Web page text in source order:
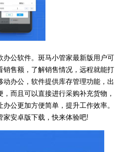
办公软件。斑马小管家最新版用户可
销售额，了解销售情况，远程就能打
办公，软件提供库存管理功能，出
而且可以直接进行采购补充货物，
公更加方便简单，提升工作效率。
安卓版下载，快来体验吧!